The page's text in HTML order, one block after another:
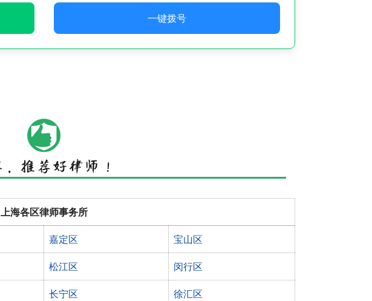
一键拨号
上海各区律师事务所
嘉定区 宝山区
松江区 闵行区
长宁区 徐汇区